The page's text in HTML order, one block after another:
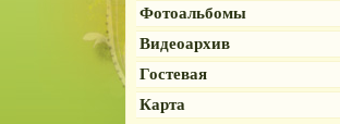
Фотоальбомы
Видеоархив
Гостевая
Карта